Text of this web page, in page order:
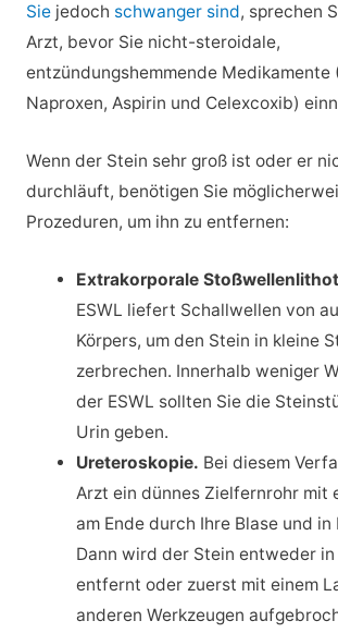
Siejedoch schwanger sind, sprechen
Arzt, bevor Sie nicht-steroidale,
entzündungshemmende Medikamente
Naproxen, Aspirin und Celexcoxib)
Wenn der Stein sehr groß ist oder er
durchläuft, benötigen Sie
Prozeduren, um ihn zu entfernen:
Extrakorporale
ESWL liefert Schallwellen von
Körpers, um den Stein in kleine
zerbrechen. Innerhalb weniger
der ESWL sollten Sie die
Urin geben.
Ureteroskopie. Bei diesem
Arzt ein dünnes Zielfernrohr mit
am Ende durch Ihre Blase und in
Dann wird der Stein entweder in
entfernt oder zuerst mit einem
anderen Werkzeugen